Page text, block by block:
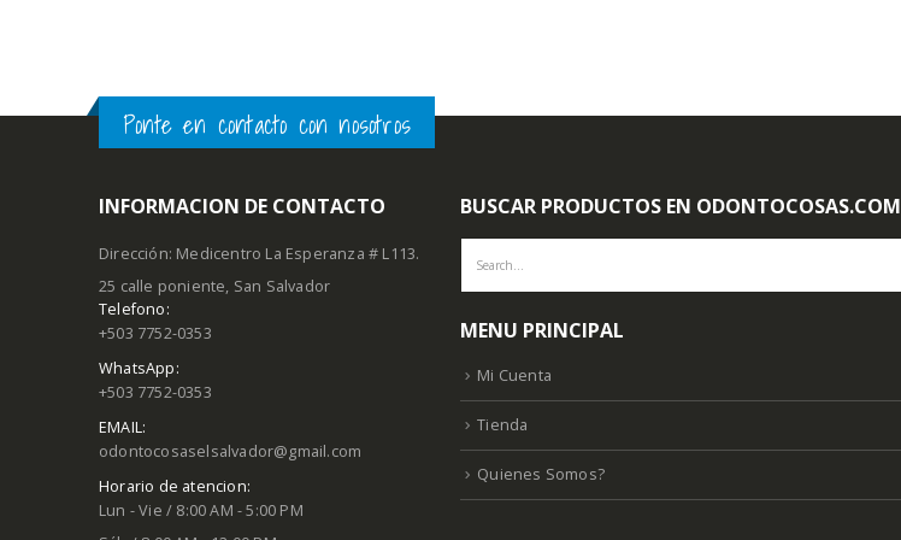
Ponte en contacto con nosotros
INFORMACION DE CONTACTO
Dirección: Medicentro La Esperanza # L113.
25 calle poniente, San Salvador
Telefono:
+503 7752-0353
WhatsApp:
+503 7752-0353
EMAIL:
odontocosaselsalvador@gmail.com
Horario de atencion:
Lun - Vie / 8:00 AM - 5:00 PM
BUSCAR PRODUCTOS EN ODONTOCOSAS.COM
MENU PRINCIPAL
Mi Cuenta
Tienda
Quienes Somos?